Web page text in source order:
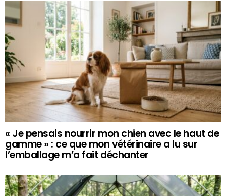
« Je pensais nourrir mon chien avec le haut de
gamme » : ce que mon vétérinaire a lu sur
l’emballage m’a fait déchanter